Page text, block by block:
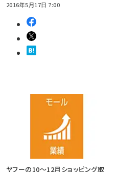
2016年5月17日 7:00
ヤフーの10～12月ショッピング取